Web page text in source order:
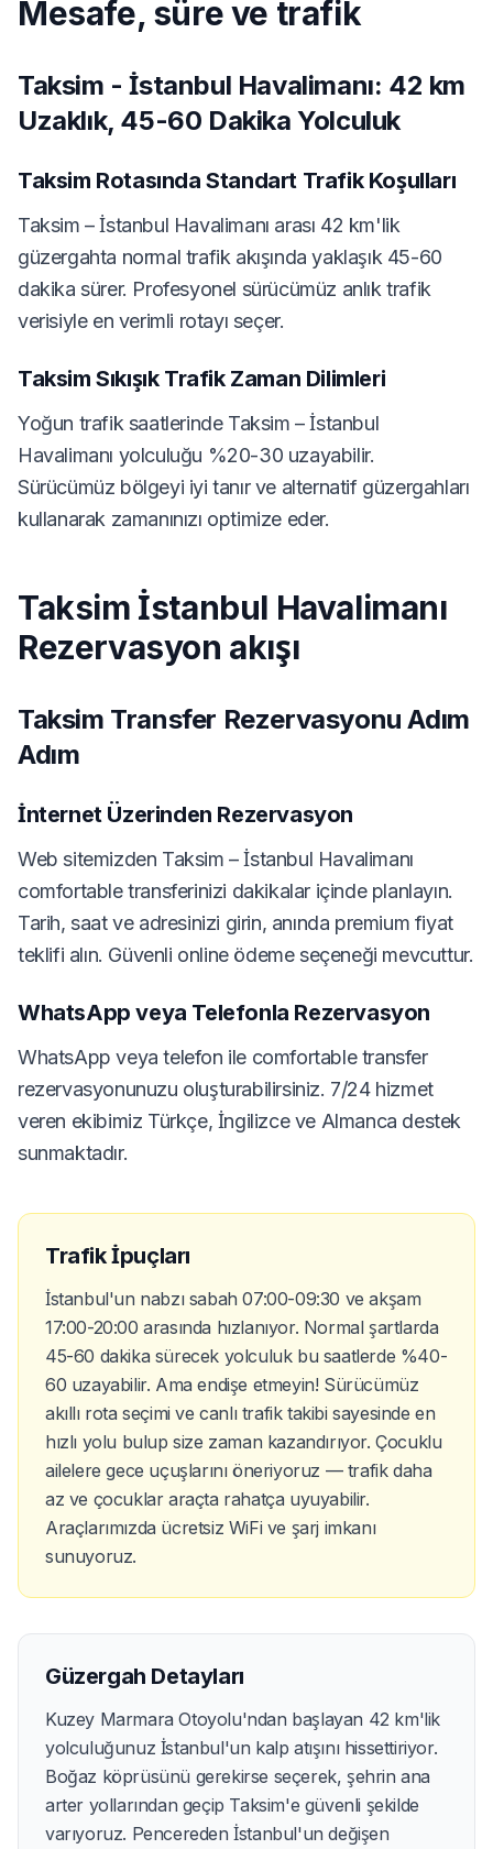
Mesafe, süre ve trafik
Taksim - İstanbul Havalimanı: 42 km
Uzaklık, 45-60 Dakika Yolculuk
Taksim Rotasında Standart Trafik Koşulları
Taksim – İstanbul Havalimanı arası 42 km'lik
güzergahta normal trafik akışında yaklaşık 45-60
dakika sürer. Profesyonel sürücümüz anlık trafik
verisiyle en verimli rotayı seçer.
Taksim Sıkışık Trafik Zaman Dilimleri
Yoğun trafik saatlerinde Taksim – İstanbul
Havalimanı yolculuğu %20-30 uzayabilir.
Sürücümüz bölgeyi iyi tanır ve alternatif güzergahları
kullanarak zamanınızı optimize eder.
Taksim İstanbul Havalimanı
Rezervasyon akışı
Taksim Transfer Rezervasyonu Adım
Adım
İnternet Üzerinden Rezervasyon
Web sitemizden Taksim – İstanbul Havalimanı
comfortable transferinizi dakikalar içinde planlayın.
Tarih, saat ve adresinizi girin, anında premium fiyat
teklifi alın. Güvenli online ödeme seçeneği mevcuttur.
WhatsApp veya Telefonla Rezervasyon
WhatsApp veya telefon ile comfortable transfer
rezervasyonunuzu oluşturabilirsiniz. 7/24 hizmet
veren ekibimiz Türkçe, İngilizce ve Almanca destek
sunmaktadır.
Trafik İpuçları
İstanbul'un nabzı sabah 07:00-09:30 ve akşam
17:00-20:00 arasında hızlanıyor. Normal şartlarda
45-60 dakika sürecek yolculuk bu saatlerde %40-
60 uzayabilir. Ama endişe etmeyin! Sürücümüz
akıllı rota seçimi ve canlı trafik takibi sayesinde en
hızlı yolu bulup size zaman kazandırıyor. Çocuklu
ailelere gece uçuşlarını öneriyoruz — trafik daha
az ve çocuklar araçta rahatça uyuyabilir.
Araçlarımızda ücretsiz WiFi ve şarj imkanı
sunuyoruz.
Güzergah Detayları
Kuzey Marmara Otoyolu'ndan başlayan 42 km'lik
yolculuğunuz İstanbul'un kalp atışını hissettiriyor.
Boğaz köprüsünü gerekirse seçerek, şehrin ana
arter yollarından geçip Taksim'e güvenli şekilde
varıyoruz. Pencereden İstanbul'un değişen